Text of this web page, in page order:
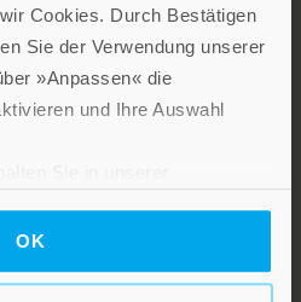
Cookies. Durch Bestätigen
Sie der Verwendung unserer
»Anpassen« die
und Ihre Auswahl
OK
umfasst Bücher und
Fächern der Theologie, vor